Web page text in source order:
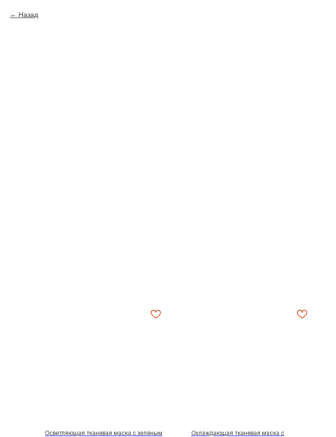
Назад
Осветляющая тканевая маска с зелёным Охлаждающая тканевая маска с